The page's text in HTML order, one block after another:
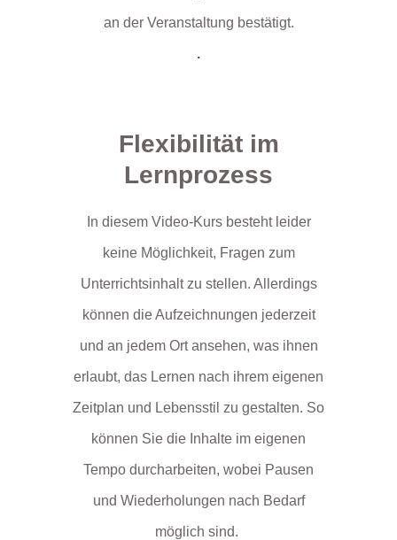
an der Veranstaltung bestätigt.
.
Flexibilität im
Lernprozess
In diesem Video-Kurs besteht leider
keine Möglichkeit, Fragen zum
Unterrichtsinhalt zu stellen. Allerdings
können die Aufzeichnungen jederzeit
und an jedem Ort ansehen, was ihnen
erlaubt, das Lernen nach ihrem eigenen
Zeitplan und Lebensstil zu gestalten. So
können Sie die Inhalte im eigenen
Tempo durcharbeiten, wobei Pausen
und Wiederholungen nach Bedarf
möglich sind.